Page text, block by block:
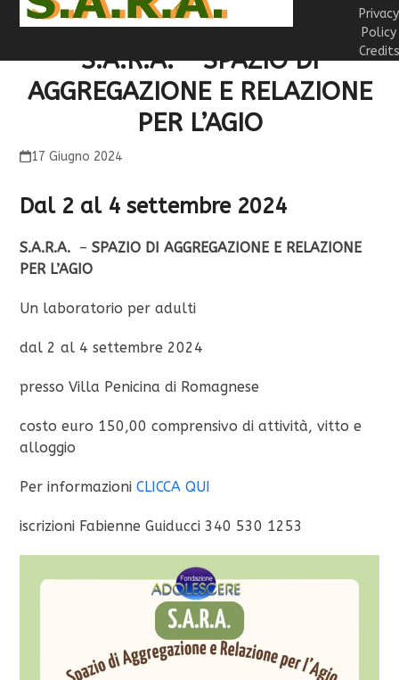
S.A.R.A. – SPAZIO DI
AGGREGAZIONE E RELAZIONE
PER L’AGIO
17 Giugno 2024
Dal 2 al 4 settembre 2024
S.A.R.A. –SPAZIO DI AGGREGAZIONE E RELAZIONE
PER L’AGIO
Un laboratorio per adulti
dal 2 al 4 settembre 2024
presso Villa Penicina di Romagnese
costo euro 150,00 comprensivo di attività, vitto e
alloggio
Per informazioniCLICCA QUI
iscrizioni Fabienne Guiducci 340 530 1253
Privacy
Policy
Credits